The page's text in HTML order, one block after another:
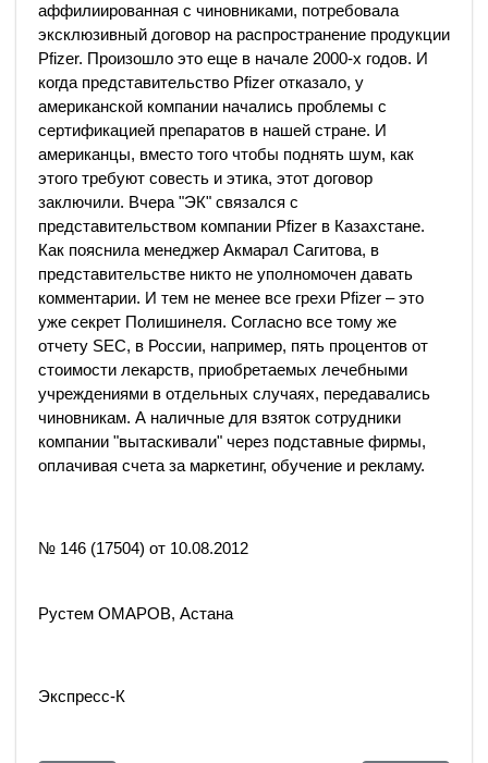
аффилиированная с чиновниками, потребовала
эксклюзивный договор на распространение продукции
Pfizer. Произошло это еще в начале 2000-х годов. И
когда представительство Pfizer отказало, у
американской компании начались проблемы с
сертификацией препаратов в нашей стране. И
американцы, вместо того чтобы поднять шум, как
этого требуют совесть и этика, этот договор
заключили. Вчера "ЭК" связался с
представительством компании Pfizer в Казахстане.
Как пояснила менеджер Акмарал Сагитова, в
представительстве никто не уполномочен давать
комментарии. И тем не менее все грехи Pfizer – это
уже секрет Полишинеля. Согласно все тому же
отчету SEC, в России, например, пять процентов от
стоимости лекарств, приобретаемых лечебными
учреждениями в отдельных случаях, передавались
чиновникам. А наличные для взяток сотрудники
компании "вытаскивали" через подставные фирмы,
оплачивая счета за маркетинг, обучение и рекламу.
№ 146 (17504) от 10.08.2012
Рустем ОМАРОВ, Астана
Экспресс-К